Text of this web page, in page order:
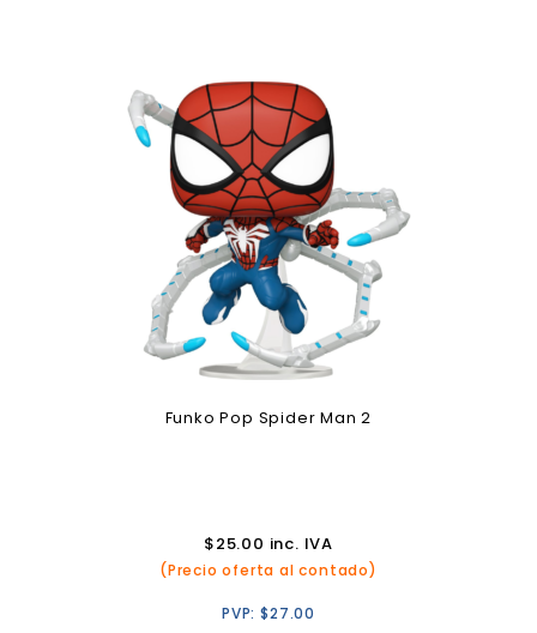
Funko Pop Spider Man 2
$25.00 inc. IVA
(Precio oferta al contado)
PVP:$27.00